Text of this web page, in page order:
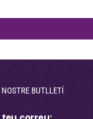
BUTLLETÍ